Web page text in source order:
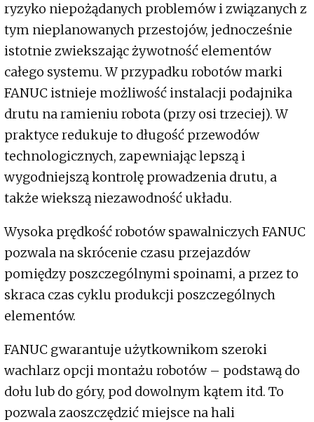
ryzyko niepożądanych problemów i związanych z
tym nieplanowanych przestojów, jednocześnie
istotnie zwiekszając żywotność elementów
całego systemu. W przypadku robotów marki
FANUC istnieje możliwość instalacji podajnika
drutu na ramieniu robota (przy osi trzeciej). W
praktyce redukuje to długość przewodów
technologicznych, zapewniając lepszą i
wygodniejszą kontrolę prowadzenia drutu, a
także wiekszą niezawodność układu.
Wysoka prędkość robotów spawalniczych FANUC
pozwala na skrócenie czasu przejazdów
pomiędzy poszczególnymi spoinami, a przez to
skraca czas cyklu produkcji poszczególnych
elementów.
FANUC gwarantuje użytkownikom szeroki
wachlarz opcji montażu robotów – podstawą do
dołu lub do góry, pod dowolnym kątem itd. To
pozwala zaoszczędzić miejsce na hali